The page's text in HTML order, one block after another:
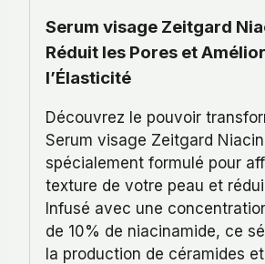
Serum visage Zeitgard
Réduit les Pores et
l’Élasticité
Découvrez le pouvoir
Serum visage Zeitgard
spécialement formulé pour
texture de votre peau et
Infusé avec une
de 10% de niacinamide, ce
la production de céramides